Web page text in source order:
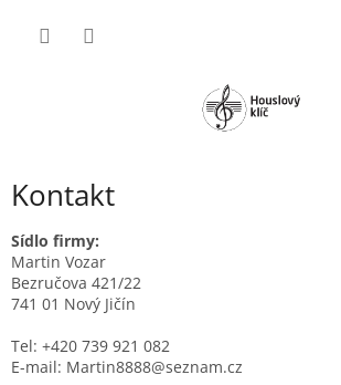
Kontakt
Sídlo firmy:
Martin Vozar
Bezručova 421/22
741 01 Nový Jičín
Tel: +420 739 921 082
E-mail: Martin8888@seznam.cz